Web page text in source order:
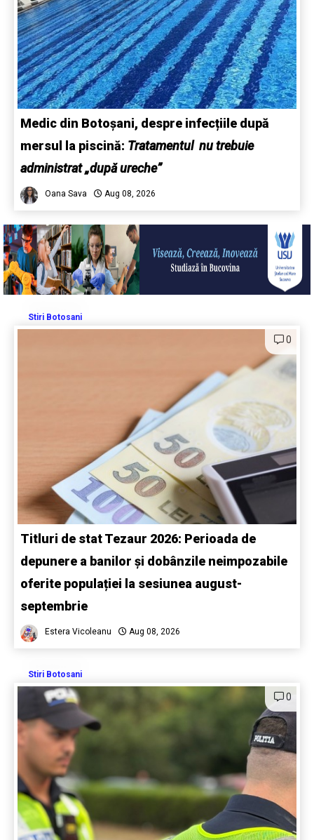
Medic din Botoșani, despre infecțiile după
mersul la piscină: Tratamentul nu trebuie
administrat „după ureche”
Oana Sava Aug 08, 2026
Stiri Botosani
0
Titluri de stat Tezaur 2026: Perioada de
depunere a banilor și dobânzile neimpozabile
oferite populației la sesiunea august-
septembrie
Estera Vicoleanu Aug 08, 2026
Stiri Botosani
0